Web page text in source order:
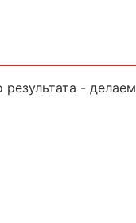
- делаем